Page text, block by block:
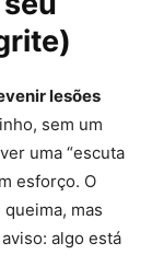
lesões
sem um
uma “escuta
esforço. O
mas
algo está